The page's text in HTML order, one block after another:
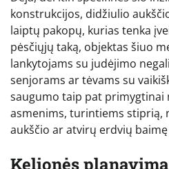
konstrukcijos, didžiulio
laiptų pakopų, kurias tenka
pėsčiųjų taką, objektas šiuo
lankytojams su judėjimo
senjorams ar tėvams su
saugumo taip pat
asmenims, turintiems stiprią,
aukščio ar atvirų erdvių
Kelionės